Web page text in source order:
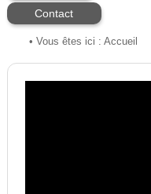
Contact
• Vous êtes ici : Accueil